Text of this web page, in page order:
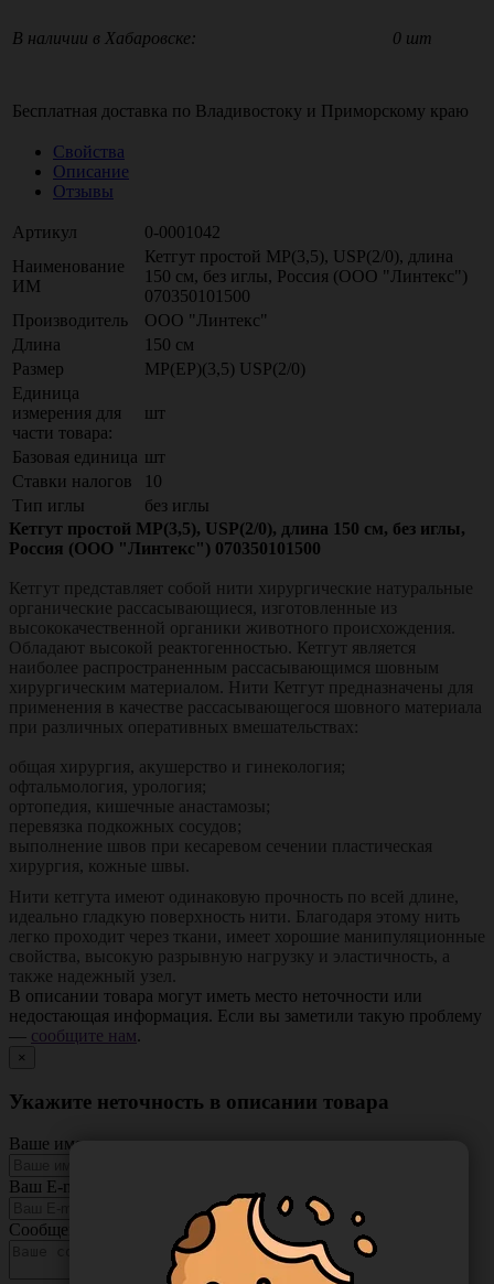
В наличии в Хабаровске: 0 шт
Бесплатная доставка по Владивостоку и Приморскому краю
Свойства
Описание
Отзывы
Артикул
0-0001042
Наименование
ИМ
Кетгут простой МР(3,5), USP(2/0), длина
150 см, без иглы, Россия (ООО "Линтекс")
070350101500
Производитель
ООО "Линтекс"
Длина
150 см
Размер
МР(EP)(3,5) USP(2/0)
Единица
измерения для
части товара:
шт
Базовая единица шт
Ставки налогов
10
Тип иглы
без иглы
Кетгут простой МР(3,5), USP(2/0), длина 150 см, без иглы,
Россия (ООО "Линтекс") 070350101500
Кетгут представляет собой нити хирургические натуральные
органические рассасывающиеся, изготовленные из
высококачественной органики животного происхождения.
Обладают высокой реактогенностью. Кетгут является
наиболее распространенным рассасывающимся шовным
хирургическим материалом. Нити Кетгут предназначены для
применения в качестве рассасывающегося шовного материала
при различных оперативных вмешательствах:
общая хирургия, акушерство и гинекология;
офтальмология, урология;
ортопедия, кишечные анастамозы;
перевязка подкожных сосудов;
выполнение швов при кесаревом сечении пластическая
хирургия, кожные швы.
Нити кетгута имеют одинаковую прочность по всей длине,
идеально гладкую поверхность нити. Благодаря этому нить
легко проходит через ткани, имеет хорошие манипуляционные
свойства, высокую разрывную нагрузку и эластичность, а
также надежный узел.
В описании товара могут иметь место неточности или
недостающая информация. Если вы заметили такую проблему
— сообщите нам.
×
Укажите неточность в описании товара
Ваше имя
Ваш E-mail
Сообщение